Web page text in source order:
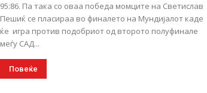
95:86. Па така со оваа победа момците на Светислав
Пешиќ се пласираа во финалето на Мундијалот каде
ќе игра против подобриот од второто полуфинале
меѓу САД...
Повеќе